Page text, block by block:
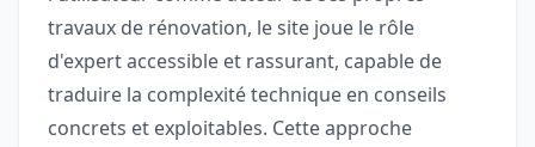
travaux de rénovation, le site joue le rôle
d'expert accessible et rassurant, capable de
traduire la complexité technique en conseils
concrets et exploitables. Cette approche